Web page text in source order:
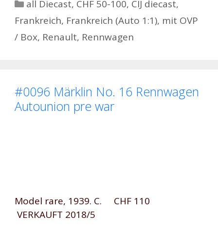
all Diecast, CHF 50-100, CIJ diecast,
Frankreich, Frankreich (Auto 1:1), mit OVP
/ Box, Renault, Rennwagen
#0096 Märklin No. 16 Rennwagen
Autounion pre war
Model rare, 1939. C. CHF 110
VERKAUFT 2018/5